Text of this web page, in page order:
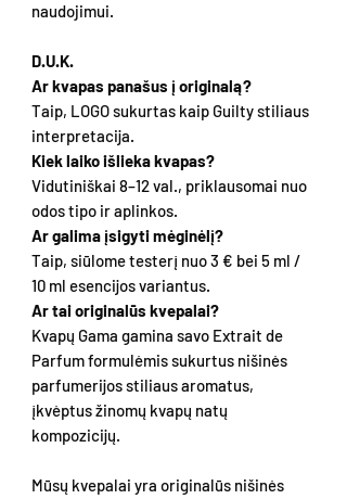
naudojimui.
D.U.K.
Ar kvapas panašus į originalą?
Taip, LOGO sukurtas kaip Guilty stiliaus
interpretacija.
Kiek laiko išlieka kvapas?
Vidutiniškai 8–12 val., priklausomai nuo
odos tipo ir aplinkos.
Ar galima įsigyti mėginėlį?
Taip, siūlome testerį nuo 3 € bei 5 ml /
10 ml esencijos variantus.
Ar tai originalūs kvepalai?
Kvapų Gama gamina savo Extrait de
Parfum formulėmis sukurtus nišinės
parfumerijos stiliaus aromatus,
įkvėptus žinomų kvapų natų
kompozicijų.
Mūsų kvepalai yra originalūs nišinės